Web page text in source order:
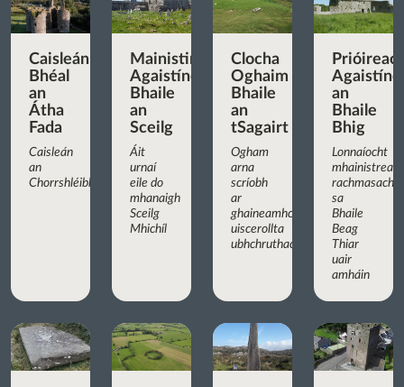
Caisleán
Bhéal
an
Átha
Fada
Caisleán
an
Chorrshléibhe
Mainistir
Agaistíneach
Bhaile
an
Sceilg
Áit
urnaí
eile do
mhanaigh
Sceilg
Mhichíl
Clocha
Oghaim
Bhaile
an
tSagairt
Ogham
arna
scríobh
ar
ghaineamhchloch
uiscerollta
ubhchruthach
an
Bhaile
Bhig
Lonnaíocht
mhainistreach
rachmasach
sa
Bhaile
Beag
Thiar
uair
amháin